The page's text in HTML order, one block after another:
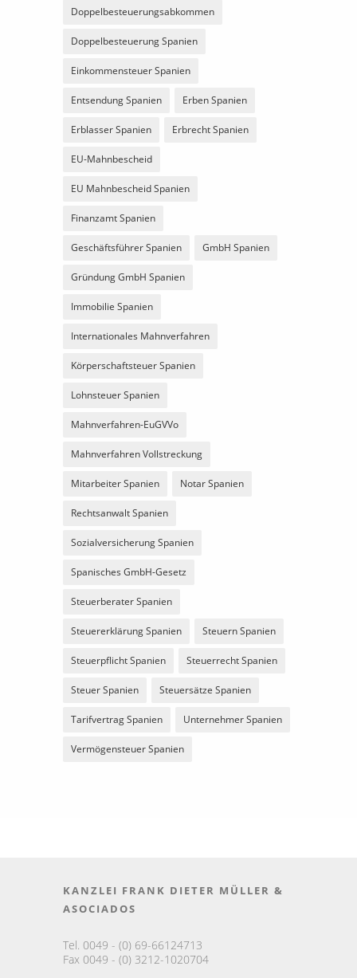
Doppelbesteuerungsabkommen
Doppelbesteuerung Spanien
Einkommensteuer Spanien
Entsendung Spanien Erben Spanien
Erblasser Spanien Erbrecht Spanien
EU-Mahnbescheid
EU Mahnbescheid Spanien
Finanzamt Spanien
Geschäftsführer Spanien GmbH Spanien
Gründung GmbH Spanien
Immobilie Spanien
Internationales Mahnverfahren
Körperschaftsteuer Spanien
Lohnsteuer Spanien
Mahnverfahren-EuGVVo
Mahnverfahren Vollstreckung
Mitarbeiter Spanien Notar Spanien
Rechtsanwalt Spanien
Sozialversicherung Spanien
Spanisches GmbH-Gesetz
Steuerberater Spanien
Steuererklärung Spanien Steuern Spanien
Steuerpflicht Spanien Steuerrecht Spanien
Steuer Spanien Steuersätze Spanien
Tarifvertrag Spanien Unternehmer Spanien
Vermögensteuer Spanien
KANZLEI FRANK DIETER MÜLLER &
ASOCIADOS
Tel. 0049 - (0) 69-66124713
Fax 0049 - (0) 3212-1020704